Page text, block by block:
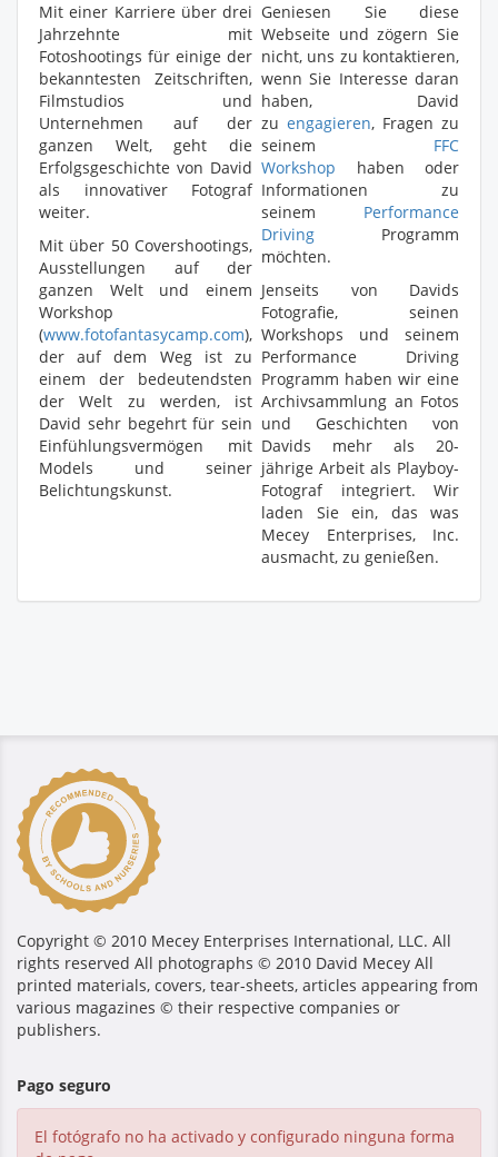
Mit einer Karriere über drei
Jahrzehnte mit
Fotoshootings für einige der
bekanntesten Zeitschriften,
Filmstudios und
Unternehmen auf der
ganzen Welt, geht die
Erfolgsgeschichte von David
als innovativer Fotograf
weiter.
Mit über 50 Covershootings,
Ausstellungen auf der
ganzen Welt und einem
Workshop
(www.fotofantasycamp.com),
der auf dem Weg ist zu
einem der bedeutendsten
der Welt zu werden, ist
David sehr begehrt für sein
Einfühlungsvermögen mit
Models und seiner
Belichtungskunst.
Geniesen Sie diese
Webseite und zögern Sie
nicht, uns zu kontaktieren,
wenn Sie Interesse daran
haben, David
zu engagieren, Fragen zu
seinem FFC
Workshop haben oder
Informationen zu
seinem Performance
Driving Programm
möchten.
Jenseits von Davids
Fotografie, seinen
Workshops und seinem
Performance Driving
Programm haben wir eine
Archivsammlung an Fotos
und Geschichten von
Davids mehr als 20-
jährige Arbeit als Playboy-
Fotograf integriert. Wir
laden Sie ein, das was
Mecey Enterprises, Inc.
ausmacht, zu genießen.
Copyright © 2010 Mecey Enterprises International, LLC. All
rights reserved All photographs © 2010 David Mecey All
printed materials, covers, tear-sheets, articles appearing from
various magazines © their respective companies or
publishers.
Pago seguro
El fotógrafo no ha activado y configurado ninguna forma